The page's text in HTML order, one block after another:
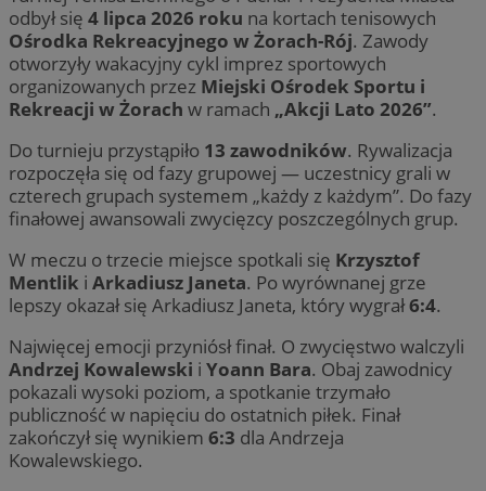
odbył się 4 lipca 2026 roku na kortach tenisowych
Ośrodka Rekreacyjnego w Żorach-Rój. Zawody
otworzyły wakacyjny cykl imprez sportowych
organizowanych przez Miejski Ośrodek Sportu i
Rekreacji w Żorach w ramach „Akcji Lato 2026”.
Do turnieju przystąpiło 13 zawodników. Rywalizacja
rozpoczęła się od fazy grupowej — uczestnicy grali w
czterech grupach systemem „każdy z każdym”. Do fazy
finałowej awansowali zwycięzcy poszczególnych grup.
W meczu o trzecie miejsce spotkali się Krzysztof
Mentlik i Arkadiusz Janeta. Po wyrównanej grze
lepszy okazał się Arkadiusz Janeta, który wygrał6:4.
Najwięcej emocji przyniósł finał. O zwycięstwo walczyli
Andrzej Kowalewski i Yoann Bara. Obaj zawodnicy
pokazali wysoki poziom, a spotkanie trzymało
publiczność w napięciu do ostatnich piłek. Finał
zakończył się wynikiem 6:3 dla Andrzeja
Kowalewskiego.